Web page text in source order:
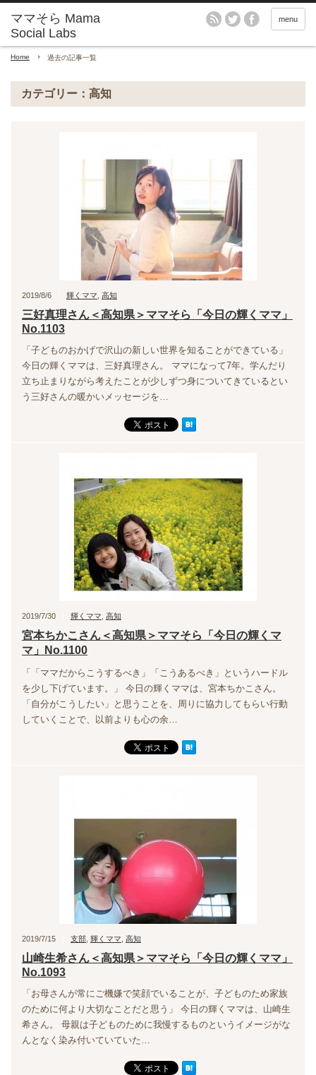
menu
Home 過去の記事一覧
カテゴリー：高知
2019/8/6 輝くママ 高知
三好真理さん＜高知県＞ママそら「今日の輝くママ」
No.1103
「子どものおかげで沢山の新しい世界を知ることができている」
今日の輝くママは、三好真理さん。 ママになって7年。学んだり
立ち止まりながら考えたことが少しずつ身についてきているとい
う三好さんの暖かいメッセージを…
2019/7/30 輝くママ 高知
宮本ちかこさん＜高知県＞ママそら「今日の輝くマ
マ」No.1100
「「ママだからこうするべき」「こうあるべき」というハードル
を少し下げています。」 今日の輝くママは、宮本ちかこさん。
「自分がこうしたい」と思うことを、周りに協力してもらい行動
していくことで、以前よりも心の余…
2019/7/15 支部 輝くママ 高知
山崎生希さん＜高知県＞ママそら「今日の輝くママ」
No.1093
「お母さんが常にご機嫌で笑顔でいることが、子どものため家族
のために何より大切なことだと思う」 今日の輝くママは、山崎生
希さん。 母親は子どものために我慢するものというイメージがな
んとなく染み付いていていた…